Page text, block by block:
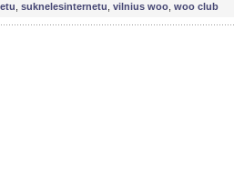
suknelesinternetu vilnius woo woo club